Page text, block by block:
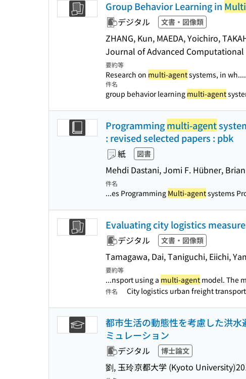
Group Behavior Learning in
デジタル 文書・図像類
ZHANG, Kun, MAEDA, Yoichiro,
Journal of Advanced
要約等
Research on multi-agentsystems, in wh...
件名
group behavior learning multi-agent
Programmingmulti-agent
: revised selected papers : pbk
紙 図書
Mehdi Dastani, Jomi F. Hübner,
件名
...es Programming Multi-agentsystems
Evaluating city logistics
デジタル 文書・図像類
Tamagawa, Dai, Taniguchi, Eiichi,
要約等
...nsport using a multi-agent model. The
件名 City logistics urban freight
都市生活の動態性を考慮した洪
ミュレーション
デジタル 博士論文
劉, 玉玲京都大学 (Kyoto University)